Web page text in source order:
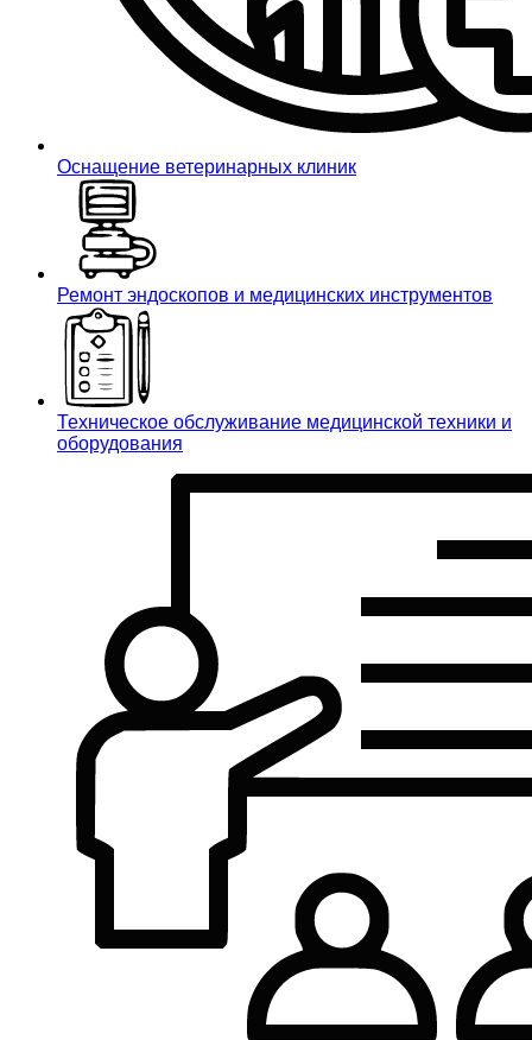
Оснащение ветеринарных клиник
Ремонт эндоскопов и медицинских инструментов
Техническое обслуживание медицинской техники и
оборудования